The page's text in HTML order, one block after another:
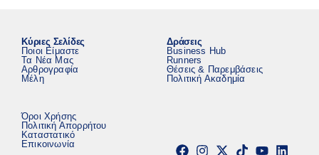
Κύριες Σελίδες
Ποιοι Είμαστε
Τα Νέα Μας
Αρθρογραφία
Μέλη
Δράσεις
Business Hub
Runners
Θέσεις & Παρεμβάσεις
Πολιτική Ακαδημία
Όροι Χρήσης
Πολιτική Απορρήτου
Καταστατικό
Επικοινωνία